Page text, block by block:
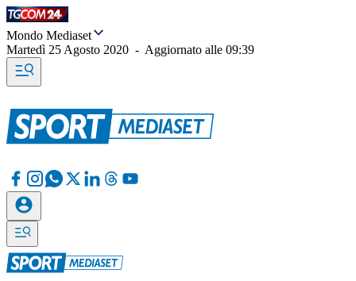
Mondo Mediaset
Martedì 25 Agosto 2020 - Aggiornato alle 09:39